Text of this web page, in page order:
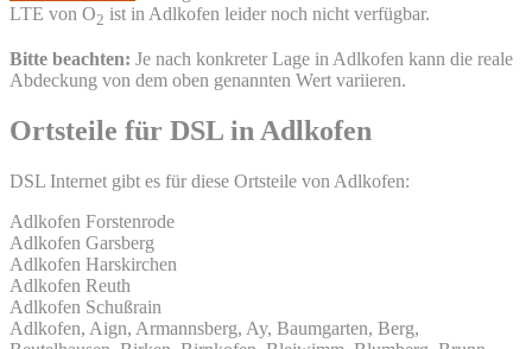
LTE von O2 ist in Adlkofen leider noch nicht verfügbar.
Bitte beachten: Je nach konkreter Lage in Adlkofen kann die reale
Abdeckung von dem oben genannten Wert variieren.
Ortsteile für DSL in Adlkofen
DSL Internet gibt es für diese Ortsteile von Adlkofen:
Adlkofen Forstenrode
Adlkofen Garsberg
Adlkofen Harskirchen
Adlkofen Reuth
Adlkofen Schußrain
Adlkofen, Aign, Armannsberg, Ay, Baumgarten, Berg,